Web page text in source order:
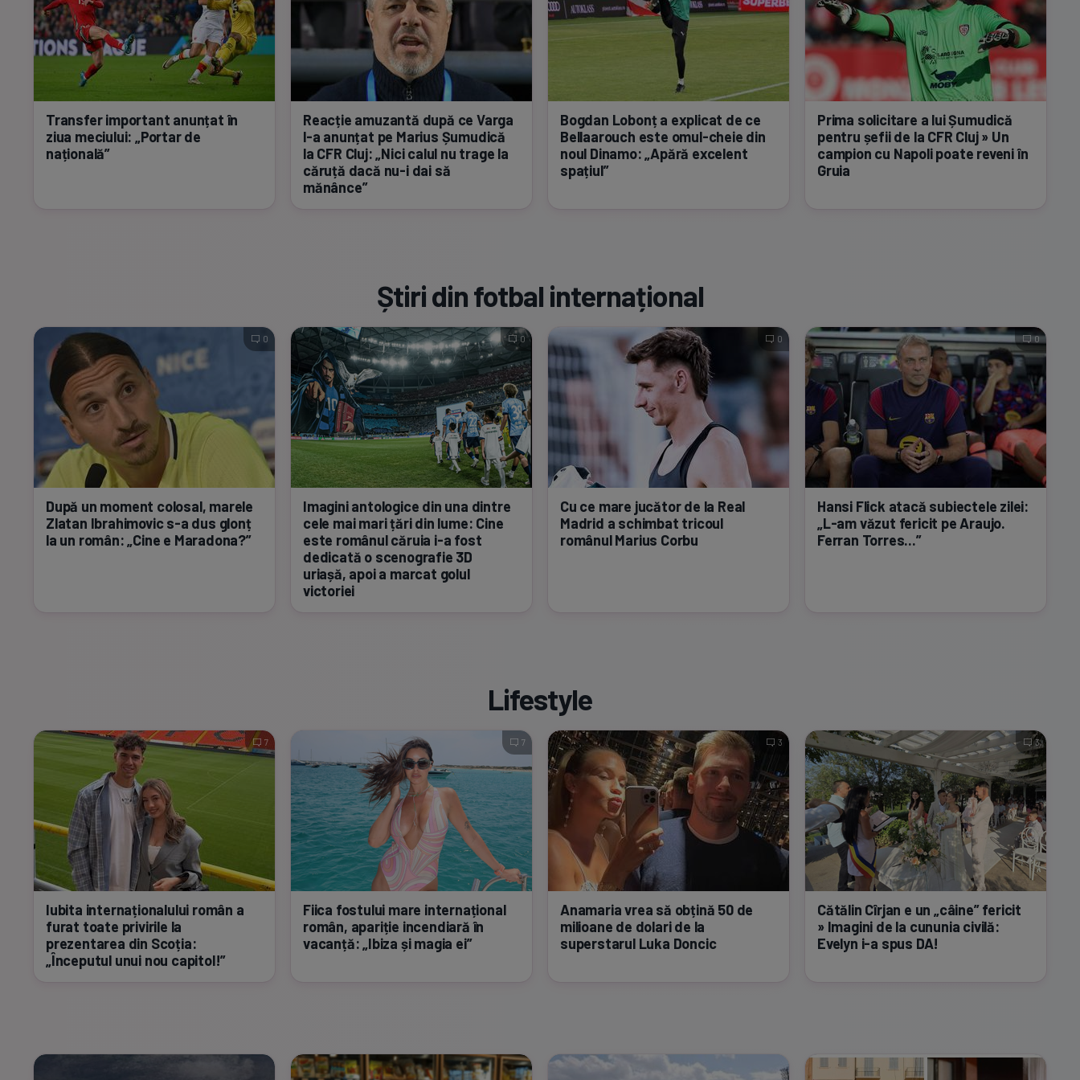
Transfer important anunțat în
ziua meciului: „Portar de
națională”
Reacție amuzantă după ce Varga
l-a anunțat pe Marius Șumudică
la CFR Cluj: „Nici calul nu trage la
căruță dacă nu-idai să
mănânce”
Bogdan Lobonț a explicat de ce
Bellaarouch este omul-cheie din
noul Dinamo: „Apără excelent
spațiul”
Prima solicitare a lui Șumudică
pentru șefii de la CFR Cluj » Un
campion cu Napoli poate reveni în
Gruia
Știri din fotbal internațional
După un moment colosal, marele
Zlatan Ibrahimovics-a dus glonț
la un român: „Cine e Maradona?”
0
Imagini antologice din una dintre
cele mai mari țări din lume: Cine
este românul căruia i-a fost
dedicată o scenografie 3D
uriașă, apoi a marcat golul
victoriei
0
Cu ce mare jucător de la Real
Madrid a schimbat tricoul
românul Marius Corbu
0
Hansi Flick atacă subiectele zilei:
„L-amvăzut fericit pe Araujo.
Ferran Torres...”
0
Lifestyle
Iubita internaționalului român a
furat toate privirile la
prezentarea din Scoția:
„Începutul unui nou capitol!”
7
Fiica fostului mare internațional
român, apariție incendiară în
vacanță: „Ibiza și magia ei”
7
Anamaria vrea să obțină 50 de
milioane de dolari de la
superstarul Luka Doncic
3
Cătălin Cîrjan e un „câine” fericit
» Imagini de la cununia civilă:
Evelyn i-a spus DA!
3